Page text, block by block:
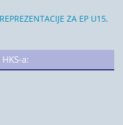
ZA EP U15,
a: